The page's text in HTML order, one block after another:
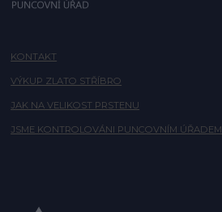
KONTAKT
VÝKUP ZLATO STŘÍBRO
JAK NA VELIKOST PRSTENU
JSME KONTROLOVÁNI PUNCOVNÍM ÚŘADEM